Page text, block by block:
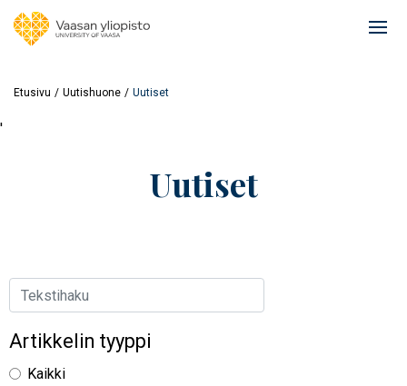
Etusivu Uutishuone Uutiset
'
Uutiset
Hae
Artikkelin tyyppi
Kaikki